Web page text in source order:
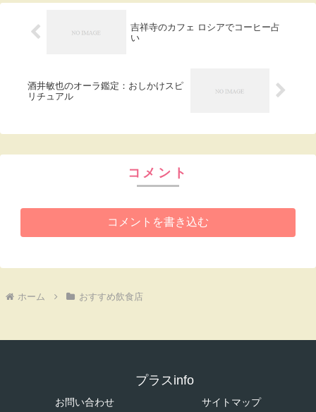
吉祥寺のカフェ ロシアでコーヒー占
い
酒井敏也のオーラ鑑定：おしかけスピ
リチュアル
コメント
コメントを書き込む
ホーム おすすめ飲食店
プラスinfo
お問い合わせ サイトマップ